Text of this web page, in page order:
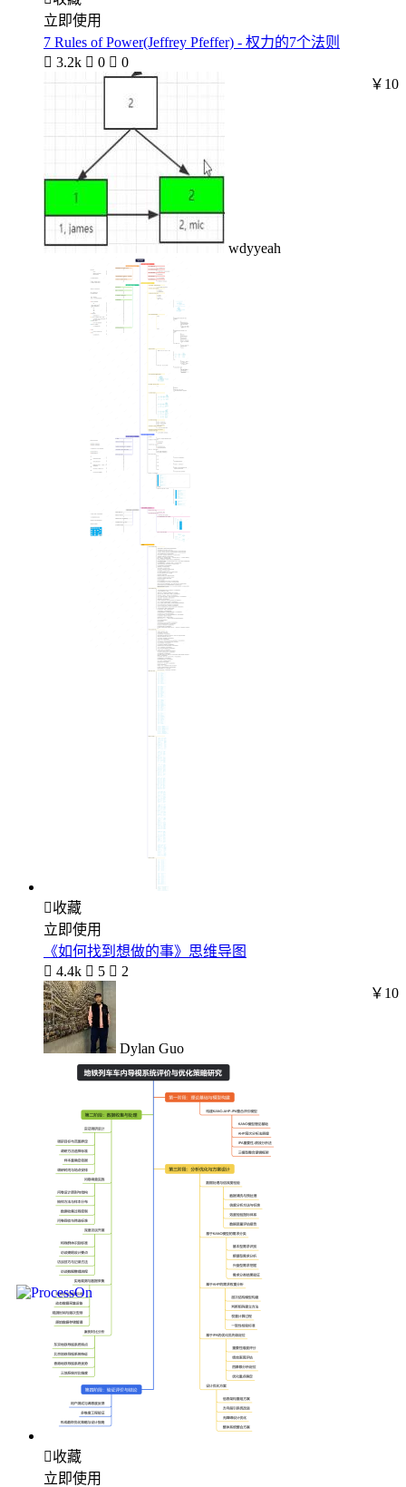
立即使用
7 Rules of Power(Jeffrey Pfeffer) - 权力的7个法则
 3.2k  0  0
wdyyeah
￥10
收藏
立即使用
《如何找到想做的事》思维导图
 4.4k  5  2
Dylan Guo
￥10
收藏
立即使用